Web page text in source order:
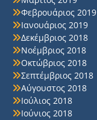
Φεβρουάριος 2019
Ιανουάριος 2019
Δεκέμβριος 2018
Νοέμβριος 2018
Οκτώβριος 2018
Σεπτέμβριος 2018
Αύγουστος 2018
Ιούλιος 2018
Ιούνιος 2018